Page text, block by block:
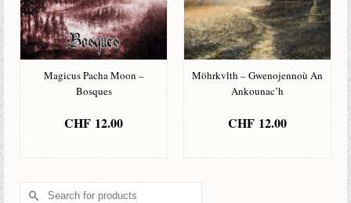
Magicus Pacha Moon –
Bosques
CHF 12.00
Möhrkvlth – Gwenojennoù An
Ankounac’h
CHF 12.00
Search